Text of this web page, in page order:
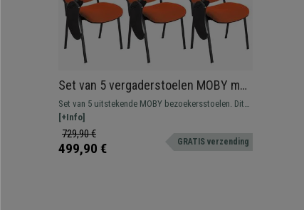
Set van 5 vergaderstoelen MOBY met
Opklapbaar Schrijftafeltje,
Ongelooflijke Prijs, Kleur Oranje en
Zwarte Poten
Set van 5 uitstekende MOBY bezoekersstoelen. Dit
model heeft een opklapbaar schrijftafeltje. De
perfecte stoel voor scholen, trainingsruimtes of elk
ander evenement waar een stoel met een tafeltje
meegenomen is.
[+Info]
729,90 €
499,90 € GRATIS verzending